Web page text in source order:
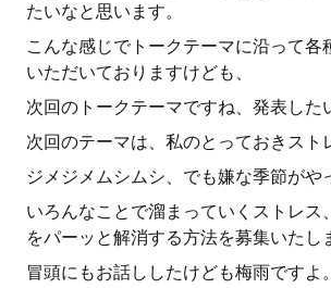
たいなと思います。
こんな感じでトークテーマに沿って各
いただいておりますけども、
次回のトークテーマですね、発表した
次回のテーマは、私のとっておきスト
ジメジメムシムシ、でも嫌な季節がや
いろんなことで溜まっていくストレス
をパーッと解消する方法を募集いたし
冒頭にもお話ししたけども梅雨ですよ。